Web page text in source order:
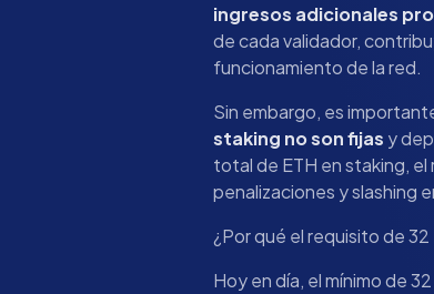
ingresos adicionales
de cada validador,
funcionamiento de la red.
Sin embargo, es
staking no son fijas y
total de ETH en staking,
penalizaciones y slashing
¿Por qué el requisito de
Hoy en día, el mínimo de